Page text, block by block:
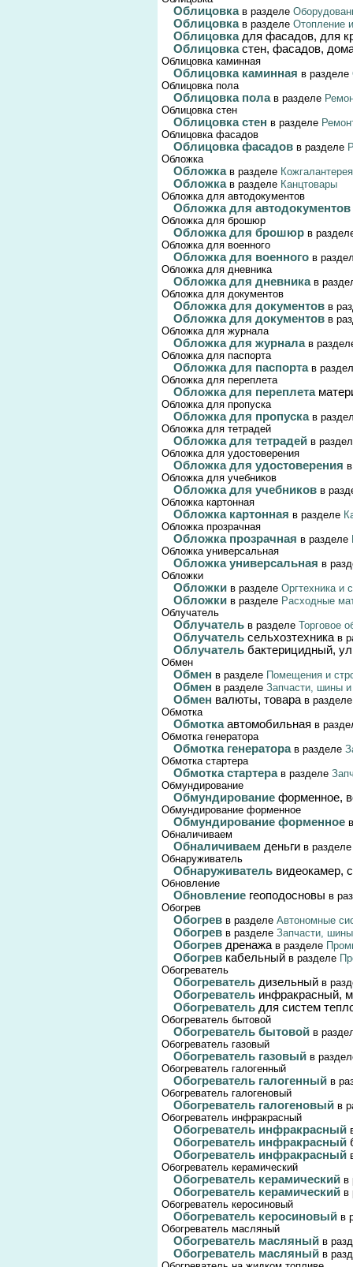
Облицовка в разделе
Облицовка в разделе Отопление
Облицовка для фасадов, для
Облицовкастен, фасадов,
Облицовка каминная
Облицовка каминная в разделе
Облицовка пола
Облицовка пола в разделе
Облицовка стен
Облицовка стен в разделе
Облицовка фасадов
Облицовка фасадов в разделе
Обложка
Обложка в разделе
Обложка в разделе Канцтовары
Обложка для автодокументов
Обложка для автодокументов
Обложка для брошюр
Обложка для брошюр в
Обложка для военного
Обложка для военного в
Обложка для дневника
Обложка для дневника в
Обложка для документов
Обложка для документов в
Обложка для документов в
Обложка для журнала
Обложка для журнала в
Обложка для паспорта
Обложка для паспорта в
Обложка для переплета
Обложка для переплета
Обложка для пропуска
Обложка для пропуска в
Обложка для тетрадей
Обложка для тетрадей в
Обложка для удостоверения
Обложка для удостоверения
Обложка для учебников
Обложка для учебников в
Обложка картонная
Обложка картонная в разделе
Обложка прозрачная
Обложка прозрачная в разделе
Обложка универсальная
Обложка универсальная в
Обложки
Обложки в разделе Оргтехника и
Обложки в разделе Расходные
Облучатель
Облучатель в разделе Торговое
Облучатель сельхозтехникав
Облучатель бактерицидный,
Обмен
Обмен в разделе Помещения и
Обмен в разделе Запчасти, шины
Обмен валюты, товарав
Обмотка
Обмоткаавтомобильная в
Обмотка генератора
Обмотка генератора в разделе
Обмотка стартера
Обмотка стартера в разделе
Обмундирование
Обмундирование форменное,
Обмундирование форменное
Обмундирование форменное
Обналичиваем
Обналичиваем деньги в
Обнаруживатель
Обнаруживатель видеокамер,
Обновление
Обновление геоподосновы в
Обогрев
Обогрев в разделе Автономные
Обогрев в разделе Запчасти,
Обогрев дренажав разделе
Обогрев кабельный в разделе
Обогреватель
Обогреватель дизельный в
Обогреватель инфракрасный,
Обогреватель для систем
Обогреватель бытовой
Обогреватель бытовой в
Обогреватель газовый
Обогреватель газовый в
Обогреватель галогенный
Обогреватель галогенный в
Обогреватель галогеновый
Обогреватель галогеновый в
Обогреватель инфракрасный
Обогреватель инфракрасный
Обогреватель инфракрасный
Обогреватель инфракрасный
Обогреватель керамический
Обогреватель керамический в
Обогреватель керамический в
Обогреватель керосиновый
Обогреватель керосиновый в
Обогреватель масляный
Обогреватель масляный в
Обогреватель масляный в